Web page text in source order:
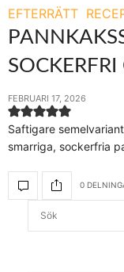
EFTERRÄTT
FEBRUARI 17, 2026
Saftigare
smarriga, sockerfria
0